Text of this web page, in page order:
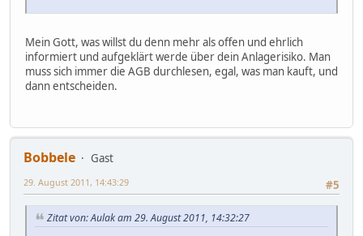
Mein Gott, was willst du denn mehr als offen und ehrlich
informiert und aufgeklärt werde über dein Anlagerisiko. Man
muss sich immer die AGB durchlesen, egal, was man kauft, und
dann entscheiden.
Bobbele
Gast
#5
29. August 2011, 14:43:29
Zitat von: Aulak am 29. August 2011, 14:32:27